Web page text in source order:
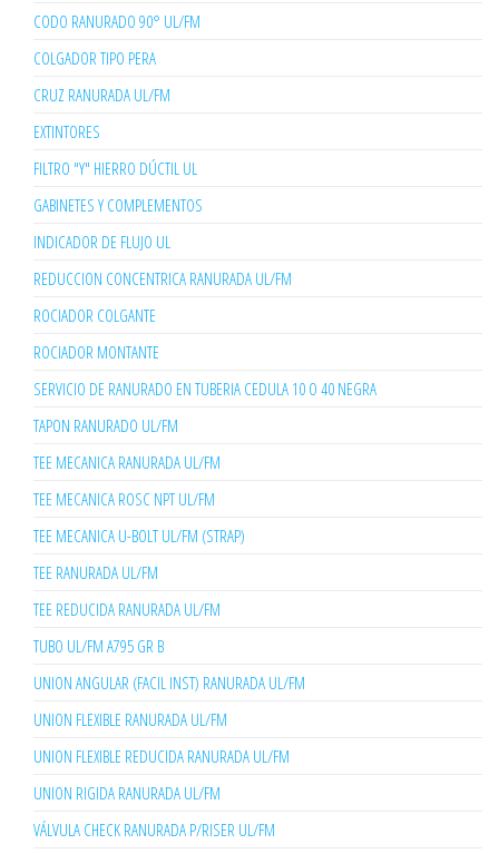
CODO RANURADO 90° UL/FM
COLGADOR TIPO PERA
CRUZ RANURADA UL/FM
EXTINTORES
FILTRO "Y" HIERRO DÚCTIL UL
GABINETES Y COMPLEMENTOS
INDICADOR DE FLUJO UL
REDUCCION CONCENTRICA RANURADA UL/FM
ROCIADOR COLGANTE
ROCIADOR MONTANTE
SERVICIO DE RANURADO EN TUBERIA CEDULA 10 O 40 NEGRA
TAPON RANURADO UL/FM
TEE MECANICA RANURADA UL/FM
TEE MECANICA ROSC NPT UL/FM
TEE MECANICA U-BOLT UL/FM (STRAP)
TEE RANURADA UL/FM
TEE REDUCIDA RANURADA UL/FM
TUBO UL/FM A795 GR B
UNION ANGULAR (FACIL INST) RANURADA UL/FM
UNION FLEXIBLE RANURADA UL/FM
UNION FLEXIBLE REDUCIDA RANURADA UL/FM
UNION RIGIDA RANURADA UL/FM
VÁLVULA CHECK RANURADA P/RISER UL/FM